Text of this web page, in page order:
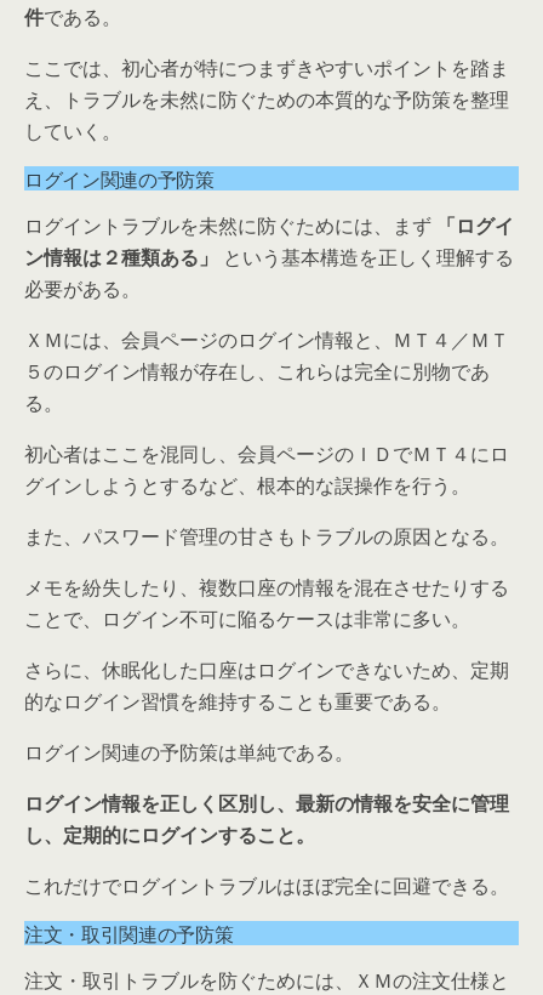
件である。
ここでは、初心者が特につまずきやすいポイントを踏ま
え、トラブルを未然に防ぐための本質的な予防策を整理
していく。
ログイン関連の予防策
ログイントラブルを未然に防ぐためには、まず 「ログイ
ン情報は２種類ある」
という基本構造を正しく理解する
必要がある。
ＸＭには、会員ページのログイン情報と、ＭＴ４／ＭＴ
５のログイン情報が存在し、これらは完全に別物であ
る。
初心者はここを混同し、会員ページのＩＤでＭＴ４にロ
グインしようとするなど、根本的な誤操作を行う。
また、パスワード管理の甘さもトラブルの原因となる。
メモを紛失したり、複数口座の情報を混在させたりする
ことで、ログイン不可に陥るケースは非常に多い。
さらに、休眠化した口座はログインできないため、定期
的なログイン習慣を維持することも重要である。
ログイン関連の予防策は単純である。
ログイン情報を正しく区別し、最新の情報を安全に管理
し、定期的にログインすること。
これだけでログイントラブルはほぼ完全に回避できる。
注文・取引関連の予防策
注文・取引トラブルを防ぐためには、ＸＭの注文仕様と